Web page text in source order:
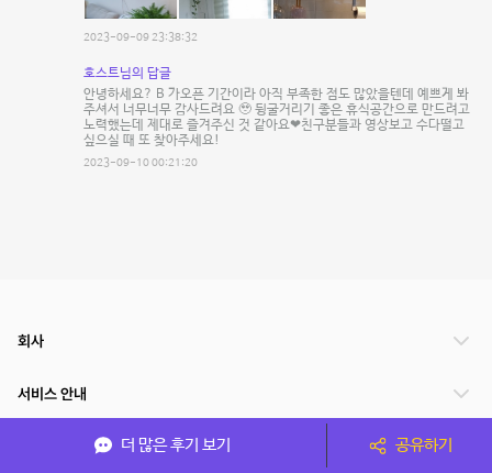
2023-09-09 23:38:32
호스트님의 답글
안녕하세요? B 가오픈 기간이라 아직 부족한 점도 많았을텐데 예쁘게 봐
주셔서 너무너무 감사드려요 🥹 뒹굴거리기 좋은 휴식공간으로 만드려고
노력했는데 제대로 즐겨주신 것 같아요❤친구분들과 영상보고 수다떨고
싶으실 때 또 찾아주세요!
2023-09-10 00:21:20
더 많은 후기 보기 공유하기
회사
서비스 안내